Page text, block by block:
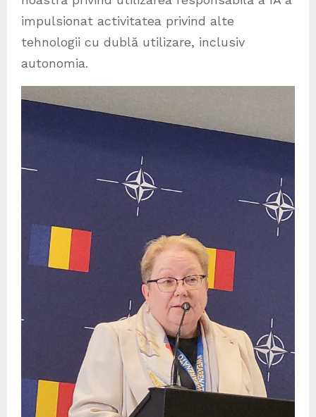
impulsionat activitatea privind alte
tehnologii cu dublă utilizare, inclusiv
autonomia.